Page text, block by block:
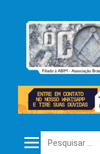
Pesquisar por: